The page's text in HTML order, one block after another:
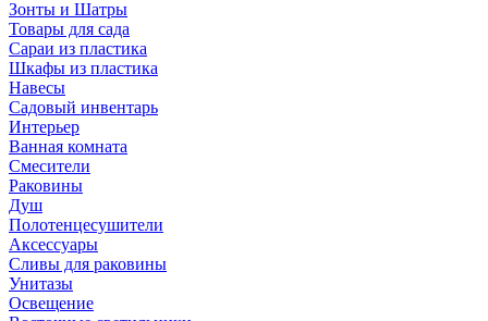
Зонты и Шатры
Товары для сада
Сараи из пластика
Шкафы из пластика
Навесы
Садовый инвентарь
Интерьер
Ванная комната
Смесители
Раковины
Душ
Полотенцесушители
Аксессуары
Сливы для раковины
Унитазы
Освещение